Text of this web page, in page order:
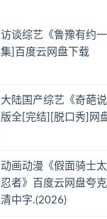
访谈综艺《鲁豫有约
集]百度云网盘下载
大陆国产综艺《奇葩
版全[完结][脱口秀]网
动画动漫《假面骑士
忍者》百度云网盘夸
清中字.(2026)